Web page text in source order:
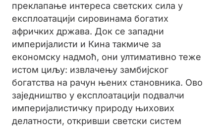
преклапање интереса светских сила у
експлоатацији сировинама богатих
афричких држава. Док се западни
империјалисти и Кина такмиче за
економску надмоћ, они ултимативно теже
истом циљу: извлачењу замбијског
богатства на рачун њених становника. Ово
заједништво у експлоатацији подвалчи
империјалистичку природу њихових
делатности, откривши светски систем